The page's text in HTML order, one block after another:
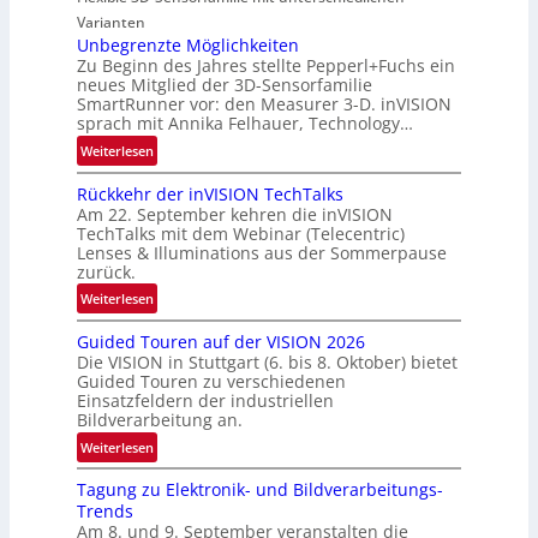
-
B
-
R
u
n
d
e
o
n
l
N
e
w
s
‘
Varianten
Unbegrenzte Möglichkeiten
Zu Beginn des Jahres stellte Pepperl+Fuchs ein
neues Mitglied der 3D-Sensorfamilie
SmartRunner vor: den Measurer 3-D. inVISION
sprach mit Annika Felhauer, Technology…
Weiterlesen:
U
n
b
e
g
r
e
z
t
e
M
ö
g
l
Rückkehr der inVISION TechTalks
Am 22. September kehren die inVISION
TechTalks mit dem Webinar (Telecentric)
Lenses & Illuminations aus der Sommerpause
zurück.
Weiterlesen:
R
ü
c
k
k
e
h
e
Guided Touren auf der VISION 2026
Die VISION in Stuttgart (6. bis 8. Oktober) bietet
Guided Touren zu verschiedenen
Einsatzfeldern der industriellen
Bildverarbeitung an.
Weiterlesen:
G
u
Tagung zu Elektronik- und Bildverarbeitungs-
Trends
Am 8. und 9. September veranstalten die